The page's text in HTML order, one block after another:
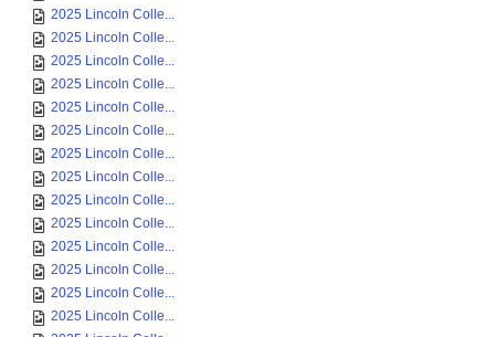
2025 Lincoln Colle...
2025 Lincoln Colle...
2025 Lincoln Colle...
2025 Lincoln Colle...
2025 Lincoln Colle...
2025 Lincoln Colle...
2025 Lincoln Colle...
2025 Lincoln Colle...
2025 Lincoln Colle...
2025 Lincoln Colle...
2025 Lincoln Colle...
2025 Lincoln Colle...
2025 Lincoln Colle...
2025 Lincoln Colle...